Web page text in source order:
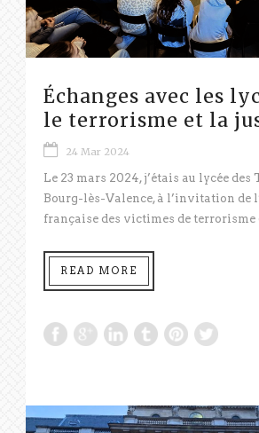
Échanges avec les
le terrorisme et la
24 Mar 2024
Le 23 mars 2024, j’étais au lycée des
Bourg-lès-Valence, à l’invitation de
française des victimes de terrorisme
READ MORE